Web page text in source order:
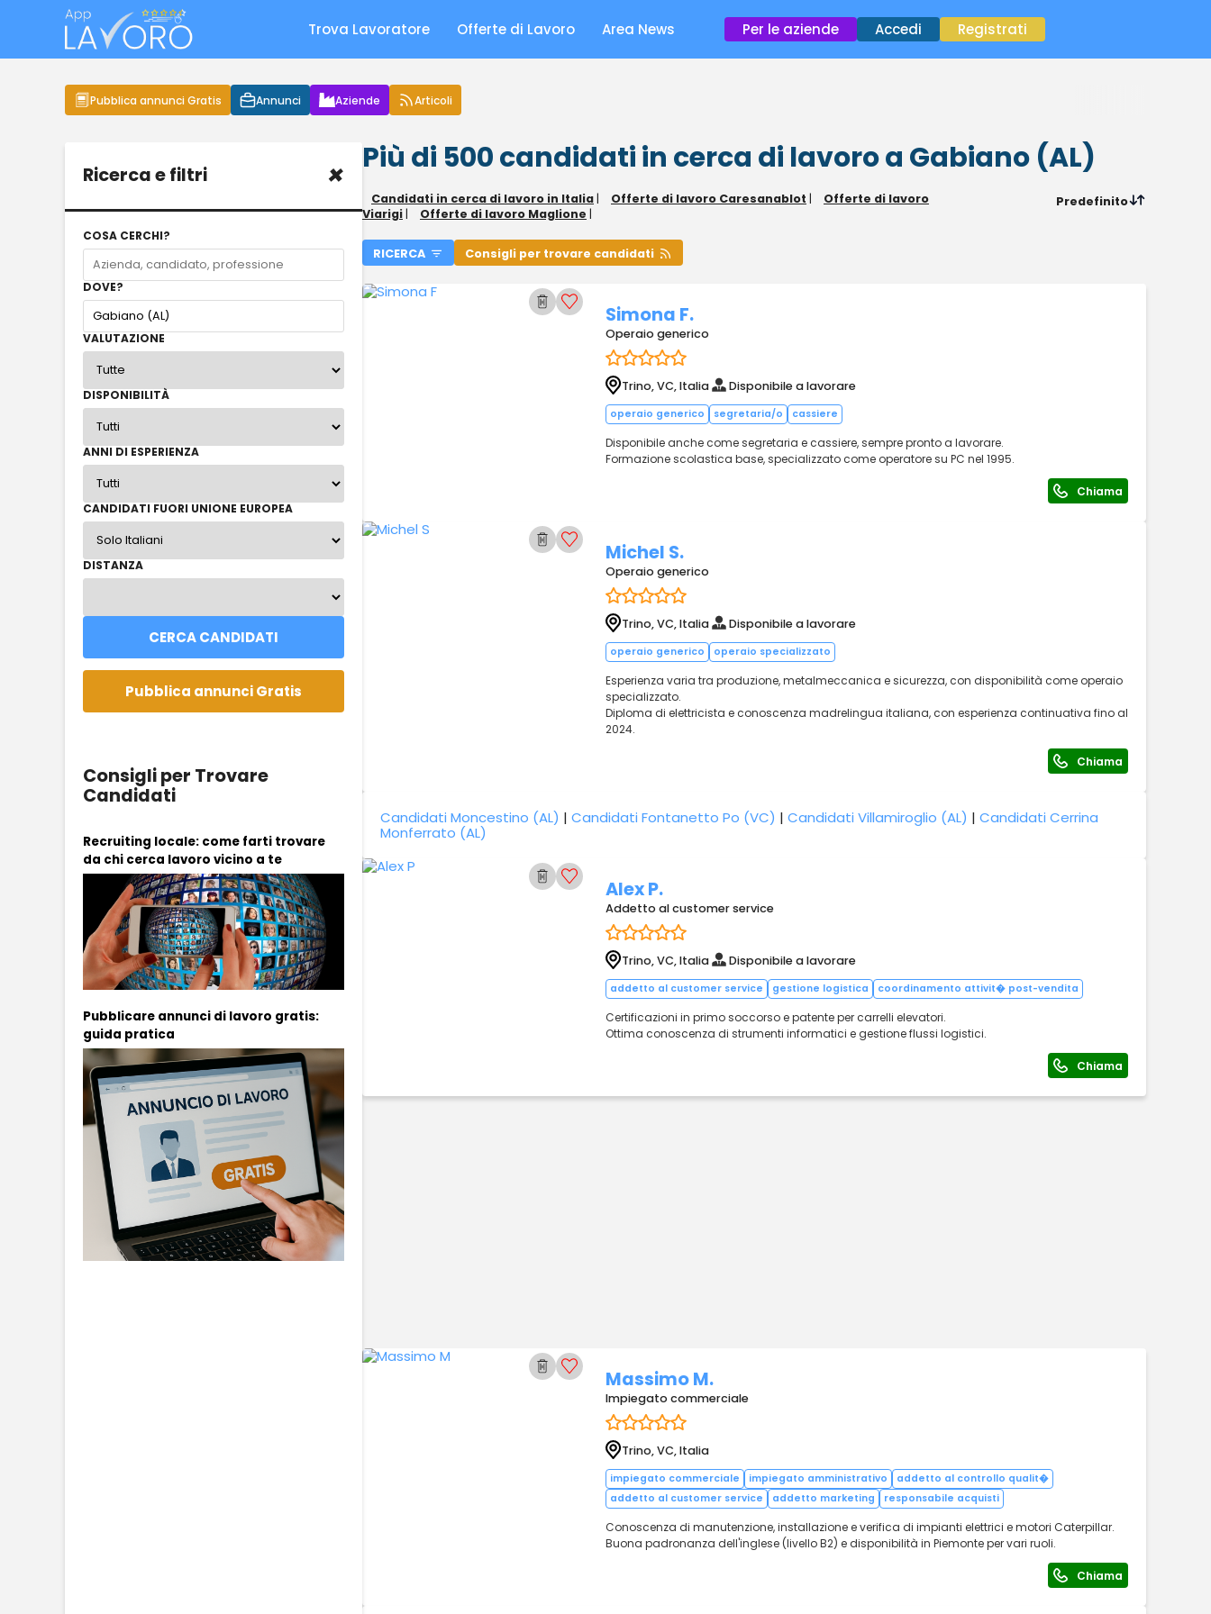
Trova Lavoratore Offerte di Lavoro Area News Per le aziende Accedi Registrati
Pubblica annunci Gratis Annunci Aziende Articoli
Ricerca e filtri ×
COSA CERCHI?
DOVE?
VALUTAZIONE
DISPONIBILITÀ
ANNI DI ESPERIENZA
CANDIDATI FUORI UNIONE EUROPEA
DISTANZA
Consigli per Trovare
Candidati
Recruiting locale: come farti trovare
da chi cerca lavoro vicino a te
Pubblicare annunci di lavoro gratis:
guida pratica
Più di 500candidati in cerca di lavoroa Gabiano (AL)
Candidati in cerca di lavoro in Italia | Offerte di lavoro Caresanablot |
Offerte di lavoro
Viarigi | Offerte di lavoro Maglione |
Predefinito
RICERCA Consigli per trovare candidati
Simona F.
Operaio generico
Trino, VC, Italia Disponibile a lavorare
operaio generico segretaria/o cassiere
Disponibile anche come segretaria e cassiere, sempre pronto a lavorare.
Formazione scolastica base, specializzato come operatore su PC nel 1995.
Chiama
Michel S.
Operaio generico
Trino, VC, Italia Disponibile a lavorare
operaio generico operaio specializzato
Esperienza varia tra produzione, metalmeccanica e sicurezza, con disponibilità come operaio
specializzato.
Diploma di elettricista e conoscenza madrelingua italiana, con esperienza continuativa fino al
2024.
Chiama
Candidati Moncestino (AL) | Candidati Fontanetto Po (VC) | Candidati Villamiroglio (AL) | Candidati Cerrina
Monferrato (AL)
Alex P.
Addetto al customer service
Trino, VC, Italia Disponibile a lavorare
addetto al customer service gestione logistica coordinamento attivit� post-vendita
Certificazioni in primo soccorso e patente per carrelli elevatori.
Ottima conoscenza di strumenti informatici e gestione flussi logistici.
Chiama
Massimo M.
Impiegato commerciale
Trino, VC, Italia
impiegato commerciale impiegato amministrativo
addetto al controllo qualit�
addetto al customer service
addetto marketing responsabile acquisti
Conoscenza di manutenzione, installazione e verifica di impianti elettrici e motori Caterpillar.
Buona padronanza dell'inglese (livello B2) e disponibilità in Piemonte per vari ruoli.
Chiama